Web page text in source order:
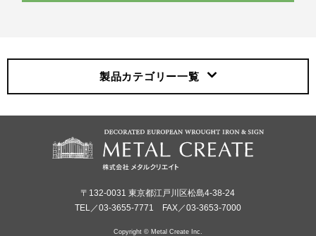
製品カテゴリー一覧
〒132-0031 東京都江戸川区松島4-38-24
TEL／03-3655-7771 FAX／03-3653-7000
Copyright © Metal Create Inc.